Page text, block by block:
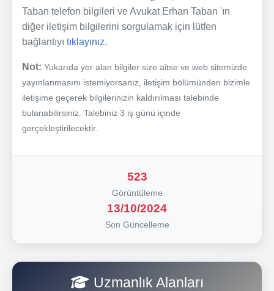
Taban telefon bilgileri ve Avukat Erhan Taban 'ın
diğer iletişim bilgilerini sorgulamak için lütfen
bağlantıyı tıklayınız.
Not: Yukarıda yer alan bilgiler size aitse ve web sitemizde
yayınlanmasını istemiyorsanız, iletişim bölümünden bizimle
iletişime geçerek bilgilerinizin kaldırılması talebinde
bulanabilirsiniz. Talebiniz 3 iş günü içinde
gerçekleştirilecektir.
523
Görüntüleme
13/10/2024
Son Güncelleme
Uzmanlık Alanları